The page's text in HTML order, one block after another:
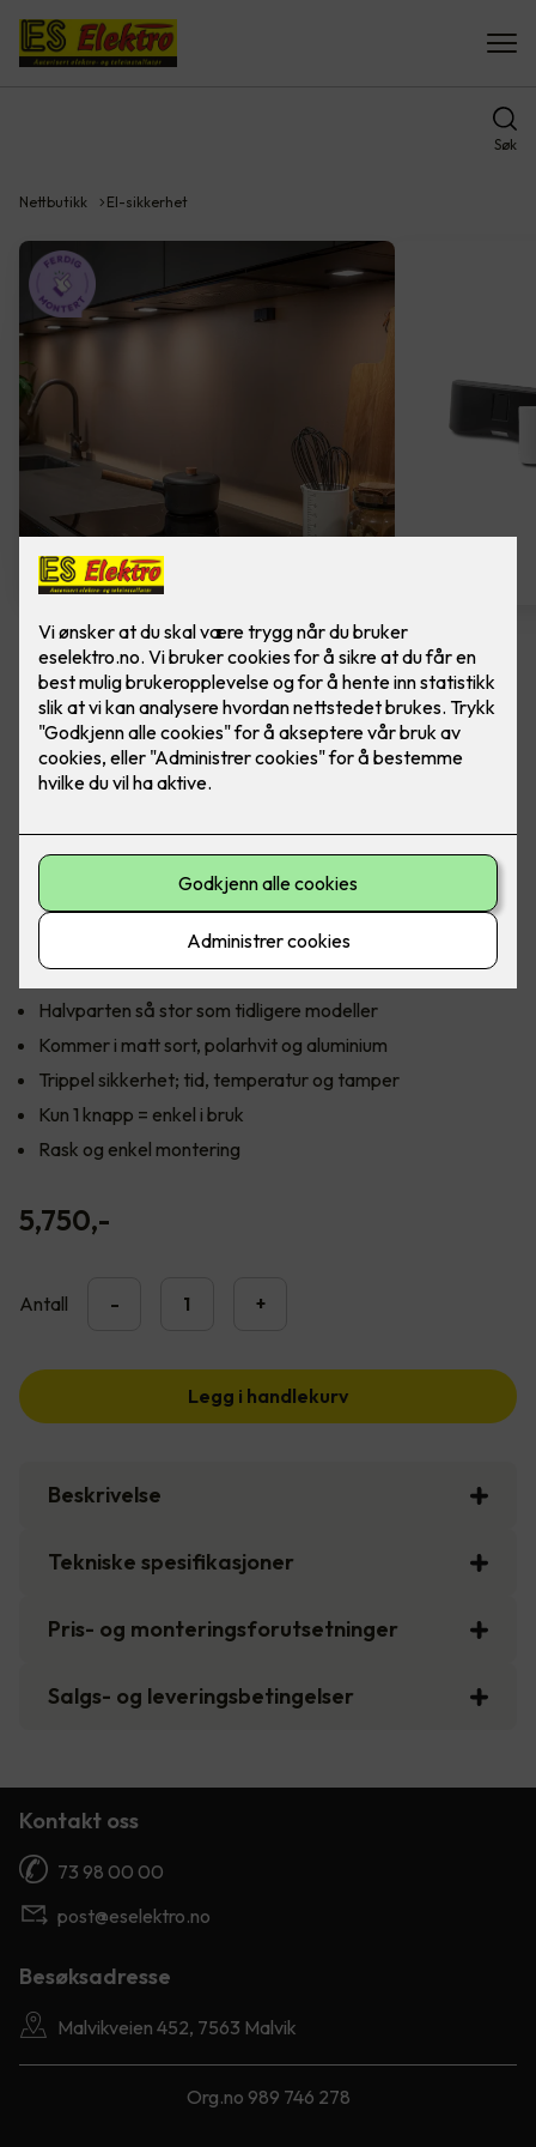
Søk
Nettbutikk El-sikkerhet
Komfyrvakt mKomfy Wally
m/trådløs sensor
Komfyrvakt mKomfy 25 Wally fra CTM Lyng.
CTM Lyngs nyeste komfyrvakt mKomfy Wally er halvparten
så stor som forgjengeren, med en sensor som kun er 81 mm
lang. Den har et tredobbelt sikkerhetssystem i form av
timerfunksjon, vakt for overtemperatur og tampersikring
som forhindrer bruk hvis sensoren fjernes.
Halvparten så stor som tidligere modeller
Kommer i matt sort, polarhvit og aluminium
Trippel sikkerhet; tid, temperatur og tamper
Kun 1 knapp = enkel i bruk
Rask og enkel montering
5,750,-
Antall - +
Legg i handlekurv
Beskrivelse
Tekniske spesifikasjoner
Pris- og monteringsforutsetninger
Salgs- og leveringsbetingelser
Kontakt oss
73 98 00 00
post@eselektro.no
Besøksadresse
Malvikveien 452, 7563 Malvik
Org.no 989 746 278